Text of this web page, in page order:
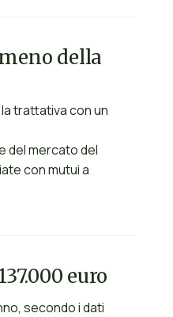
della
trattativa con un
del mercato del
con mutui a
euro
secondo i dati